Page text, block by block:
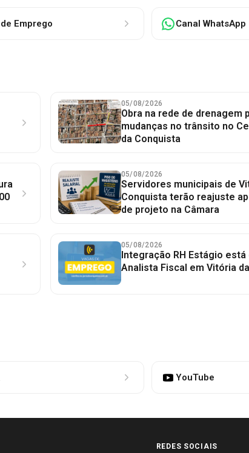
Emprego Canal WhatsApp
05/08/2026
Obra na rede de drenagem
mudanças no trânsito no
da Conquista
05/08/2026
Servidores municipais de
Conquista terão reajuste
de projeto na Câmara
05/08/2026
Integração RH Estágio
Analista Fiscal em Vitória
YouTube
REDES SOCIAIS